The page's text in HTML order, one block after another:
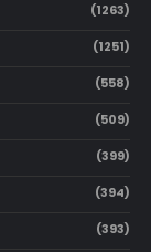
(1263)
(1251)
(558)
(509)
(399)
(394)
(393)